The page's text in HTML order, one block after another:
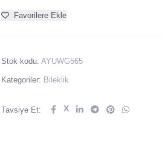
Favorilere Ekle
Stok kodu: AYUWG565
Kategoriler: Bileklik
Tavsiye Et: X